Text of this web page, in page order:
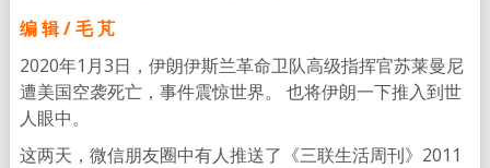
编 辑 / 毛 芃
2020年1月3日，伊朗伊斯兰革命卫队高级指挥官苏莱曼尼
遭美国空袭死亡，事件震惊世界。 也将伊朗一下推入到世
人眼中。
这两天，微信朋友圈中有人推送了《三联生活周刊》2011